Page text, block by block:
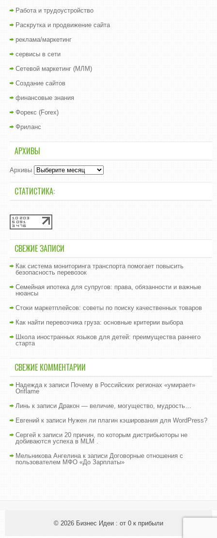
Работа и трудоустройство
Раскрутка и продвижение сайта
реклама/маркетинг
сервисы в сети
Сетевой маркетинг (МЛМ)
Создание сайтов
финансовые знания
Форекс (Forex)
Фриланс
АРХИВЫ
Архивы
СТАТИСТИКА:
СВЕЖИЕ ЗАПИСИ
Как система мониторинга транспорта помогает повысить
безопасность перевозок
Семейная ипотека для супругов: права, обязанности и важные
нюансы
Стоки маркетплейсов: советы по поиску качественных товаров
Как найти перевозчика груза: основные критерии выбора
Школа иностранных языков для детей: преимущества раннего
старта
СВЕЖИЕ КОММЕНТАРИИ
Надеждак записи Почему в Российских регионах «умирает»
Oriflame
Линь к записи Дракон — величие, могущество, мудрость…
Евгений к записи Нужен ли плагин кэширования для WordPress?
Сергей к записи 20 причин, по которым дистрибьюторы не
добиваются успеха в MLM .
Мельникова Ангелинак записи Договорные отношения с
пользователем МФО «До Зарплаты»
© 2026 Бизнес Идеи : от 0 к прибыли